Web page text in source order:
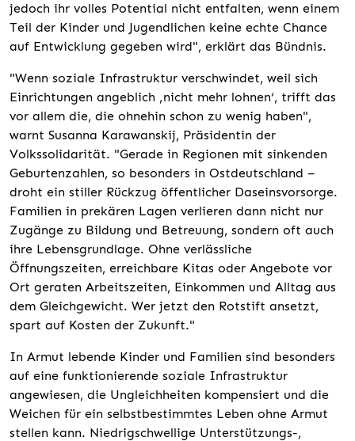
jedoch ihr volles Potential nicht entfalten, wenn einem
Teil der Kinder und Jugendlichen keine echte Chance
auf Entwicklung gegeben wird", erklärt das Bündnis.
"Wenn soziale Infrastruktur verschwindet, weil sich
Einrichtungen angeblich ‚nicht mehr lohnen‘, trifft das
vor allem die, die ohnehin schon zu wenig haben",
warnt Susanna Karawanskij, Präsidentin der
Volkssolidarität. "Gerade in Regionen mit sinkenden
Geburtenzahlen, so besonders in Ostdeutschland –
droht ein stiller Rückzug öffentlicher Daseinsvorsorge.
Familien in prekären Lagen verlieren dann nicht nur
Zugänge zu Bildung und Betreuung, sondern oft auch
ihre Lebensgrundlage. Ohne verlässliche
Öffnungszeiten, erreichbare Kitas oder Angebote vor
Ort geraten Arbeitszeiten, Einkommen und Alltag aus
dem Gleichgewicht. Wer jetzt den Rotstift ansetzt,
spart auf Kosten der Zukunft."
In Armut lebende Kinder und Familien sind besonders
auf eine funktionierende soziale Infrastruktur
angewiesen, die Ungleichheiten kompensiert und die
Weichen für ein selbstbestimmtes Leben ohne Armut
stellen kann. Niedrigschwellige Unterstützungs-,